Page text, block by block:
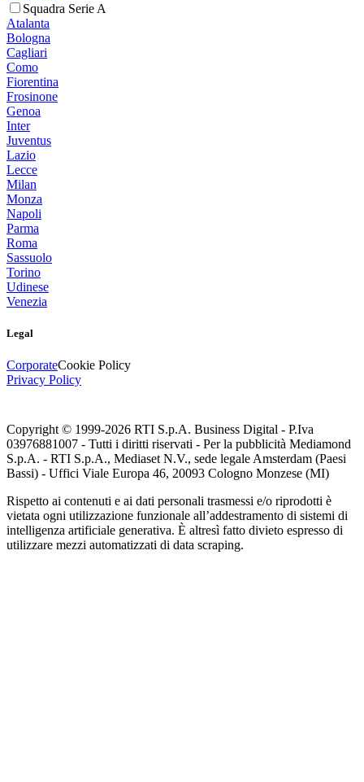
Squadra Serie A
Atalanta
Bologna
Cagliari
Como
Fiorentina
Frosinone
Genoa
Inter
Juventus
Lazio
Lecce
Milan
Monza
Napoli
Parma
Roma
Sassuolo
Torino
Udinese
Venezia
Legal
CorporateCookie Policy
Privacy Policy
Copyright © 1999-2026 RTI S.p.A. Business Digital - P.Iva
03976881007 - Tutti i diritti riservati - Per la pubblicità Mediamond
S.p.A. - RTI S.p.A., Mediaset N.V., sede legale Amsterdam (Paesi
Bassi) - Uffici Viale Europa 46, 20093 Cologno Monzese (MI)
Rispetto ai contenuti e ai dati personali trasmessi e/o riprodotti è
vietata ogni utilizzazione funzionale all’addestramento di sistemi di
intelligenza artificiale generativa. È altresì fatto divieto espresso di
utilizzare mezzi automatizzati di data scraping.